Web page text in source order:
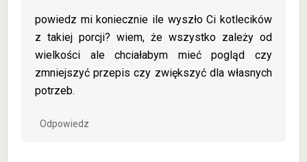
powiedz mi koniecznie ile wyszło Ci kotlecików
z takiej porcji? wiem, że wszystko zależy od
wielkości ale chciałabym mieć pogląd czy
zmniejszyć przepis czy zwiększyć dla własnych
potrzeb.
Odpowiedz